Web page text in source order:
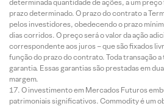
determinada quantidade de ações, a um
prazo determinado. O prazo do contrato a
pelos investidores, obedecendo o prazo
dias corridos. O preço será o valor da ação
correspondente aos juros – que são fixados
função do prazo do contrato. Toda transação
garantia. Essas garantias são prestadas em
margem.
O investimento em Mercados Futuros
patrimoniais significativos. Commodity é um